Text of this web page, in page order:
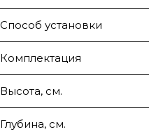
Способ установки
Комплектация
Высота, см.
Глубина, см.